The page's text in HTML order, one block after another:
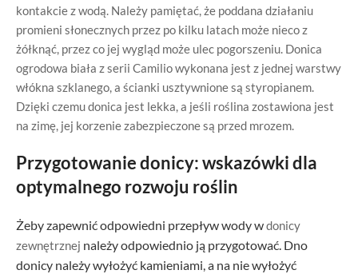
kontakcie z wodą. Należy pamiętać, że poddana działaniu
promieni słonecznych przez po kilku latach może nieco z
żółknąć, przez co jej wygląd może ulec pogorszeniu. Donica
ogrodowa biała z serii Camilio wykonana jest z jednej warstwy
włókna szklanego, a ścianki usztywnione są styropianem.
Dzięki czemu donica jest lekka, a jeśli roślina zostawiona jest
na zimę, jej korzenie zabezpieczone są przed mrozem.
Przygotowanie donicy: wskazówki dla
optymalnego rozwoju roślin
Żeby zapewnić odpowiedni przepływ wody wdonicy
zewnętrznej należy odpowiednio ją przygotować. Dno
donicy należy wyłożyć kamieniami, a na nie wyłożyć